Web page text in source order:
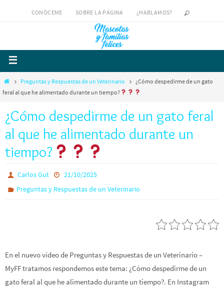
CONÓCEME SOBRE LA PÁGINA ¿HABLAMOS?
Preguntas y Respuestas de un Veterinario
¿Cómo despedirme de un gato
feral al que he alimentado durante un tiempo?
¿Cómo despedirme de un gato feral
al que he alimentado durante un
tiempo?
Carlos Gut
21/10/2025
Preguntas y Respuestas de un Veterinario
En el nuevo vídeo de Preguntas y Respuestas de un Veterinario –
MyFF tratamos respondemos este tema: ¿Cómo despedirme de un
gato feral al que he alimentado durante un tiempo?. En Instagram